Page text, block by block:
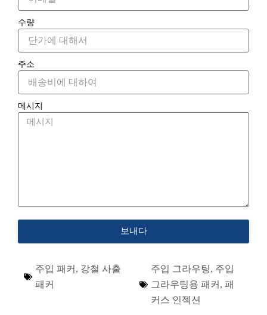
수량
주소
메시지
보내다
주입 패커 , 강철 사출
패커
주입 그라우팅, 주입
그라우팅용 패커 , 패
커스 인젝션